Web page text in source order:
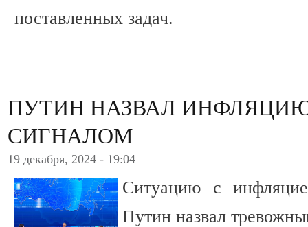
поставленных задач.
ПУТИН НАЗВАЛ
СИГНАЛОМ
19 декабря, 2024 - 19:04
Ситуацию с
Путин назвал